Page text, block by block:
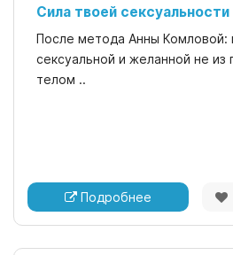
Сила твоей сексуальности
После метода Анны Комловой:
сексуальной и желанной не из
телом ..
Подробнее